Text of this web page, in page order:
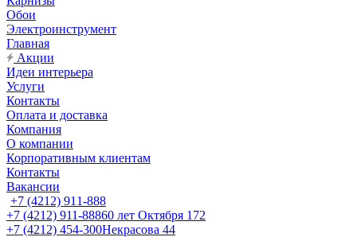
Обои
Электроинструмент
Главная
Акции
Идеи интерьера
Услуги
Контакты
Оплата и доставка
Компания
О компании
Корпоративным клиентам
Контакты
Вакансии
+7 (4212) 911-888
+7 (4212) 911-88860 лет Октября 172
+7 (4212) 454-300Некрасова 44